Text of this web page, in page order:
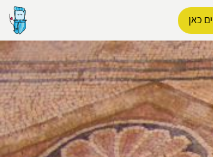
כאן
הפרופיל שלי
התנתק